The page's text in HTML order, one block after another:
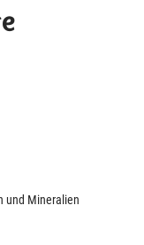
und Mineralien